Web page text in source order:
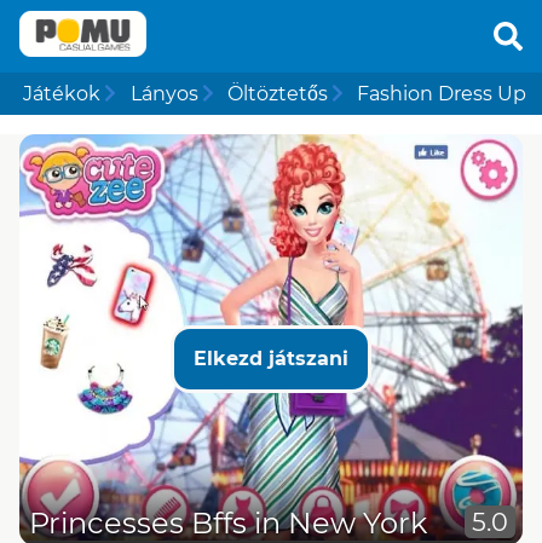
Játékok Lányos Öltöztetős Fashion Dress Up
Elkezd játszani
Princesses Bffs in New York 5.0